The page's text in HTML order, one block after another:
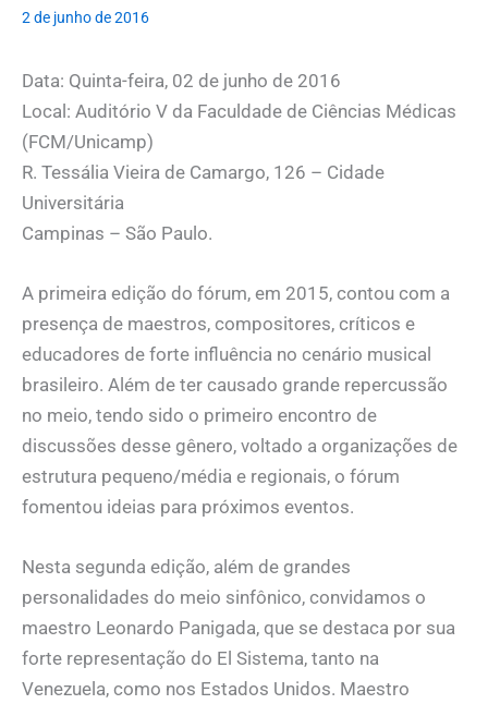
2 de junho de 2016
Data: Quinta-feira, 02 de junho de 2016
Local: Auditório V da Faculdade de Ciências Médicas
(FCM/Unicamp)
R. Tessália Vieira de Camargo, 126 – Cidade
Universitária
Campinas – São Paulo.
A primeira edição do fórum, em 2015, contou com a
presença de maestros, compositores, críticos e
educadores de forte influência no cenário musical
brasileiro. Além de ter causado grande repercussão
no meio, tendo sido o primeiro encontro de
discussões desse gênero, voltado a organizações de
estrutura pequeno/média e regionais, o fórum
fomentou ideias para próximos eventos.
Nesta segunda edição, além de grandes
personalidades do meio sinfônico, convidamos o
maestro Leonardo Panigada, que se destaca por sua
forte representação do El Sistema, tanto na
Venezuela, como nos Estados Unidos. Maestro